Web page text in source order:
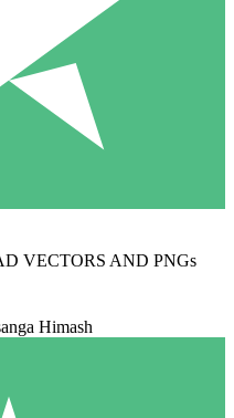
VECTORS AND PNGs
Himash